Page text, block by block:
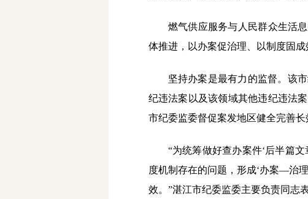
燃气供应服务与人民群众生活
体推进，以办案促治理、以制度固成
坚持办案是最有力的监督。该
纪违法案以及该领域其他违纪违法
市纪委监委督促案发地区健全完善长
“为统筹做好查办案件‘后半篇
度机制存在的问题，形成‘办案—治
效。”湛江市纪委监委主要负责同志表